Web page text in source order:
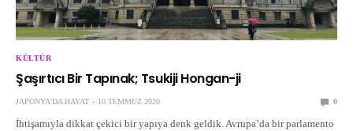
KÜLTÜR
Şaşırtıcı Bir Tapınak; Tsukiji Hongan-ji
JAPONYA'DA HAYAT 10 TEMMUZ 2020 0
İhtişamıyla dikkat çekici bir yapıya denk geldik. Avrupa’da bir parlamento